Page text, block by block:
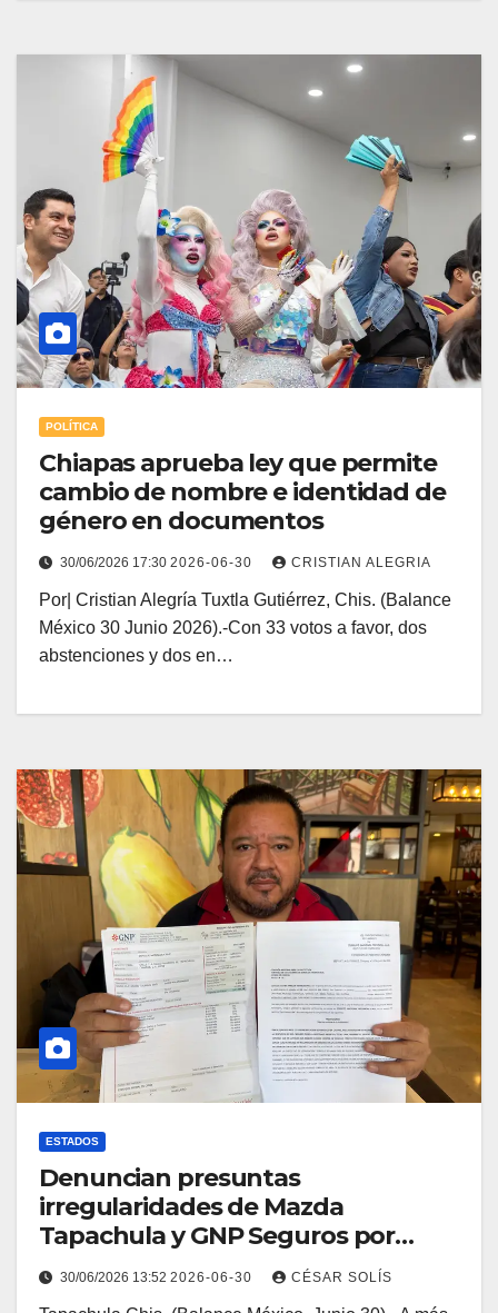
POLÍTICA
Chiapas aprueba ley que permite
cambio de nombre e identidad de
género en documentos
30/06/2026 17:30 2026-06-30 CRISTIAN ALEGRIA
Por| Cristian Alegría Tuxtla Gutiérrez, Chis. (Balance
México 30 Junio 2026).-Con 33 votos a favor, dos
abstenciones y dos en…
ESTADOS
Denuncian presuntas
irregularidades de Mazda
Tapachula y GNP Seguros por
negativa de pago tras robo de
vehículo
30/06/2026 13:52 2026-06-30 CÉSAR SOLÍS